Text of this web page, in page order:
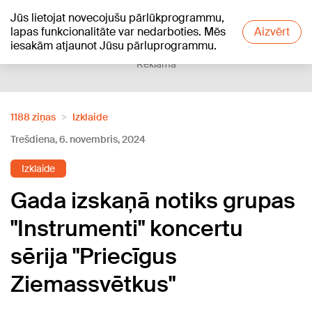
Jūs lietojat novecojušu pārlūkprogrammu,
lapas funkcionalitāte var nedarboties. Mēs
iesakām atjaunot Jūsu pārluprogrammu.
Aizvērt
+21°C
Reklāma
1188 ziņas
Izklaide
Trešdiena, 6. novembris, 2024
Izklaide
Gada izskaņā notiks grupas
"Instrumenti" koncertu
sērija "Priecīgus
Ziemassvētkus"